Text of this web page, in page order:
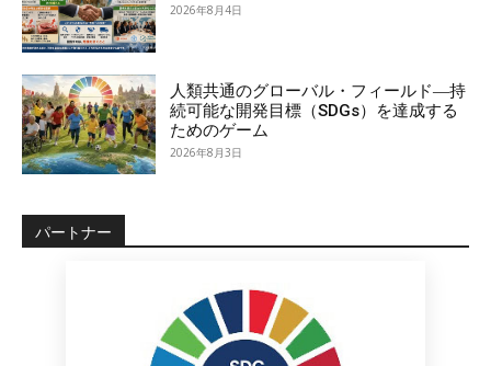
2026年8月4日
人類共通のグローバル・フィールド―持
続可能な開発目標（SDGs）を達成する
ためのゲーム
2026年8月3日
パートナー